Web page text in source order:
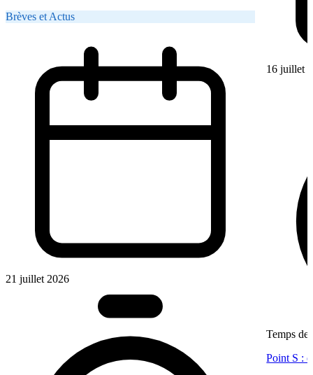
Brèves et Actus
21 juillet 2026
16 juillet
Temps de
Point S :